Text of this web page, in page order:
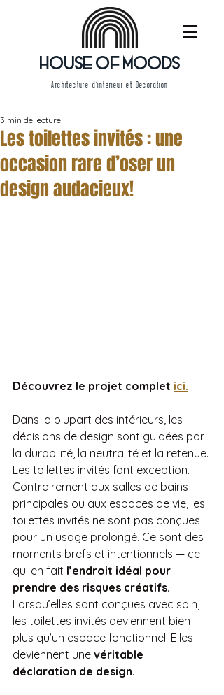
HOUSE OF MOODS
Architecture d'intérieur et Décoration
Les toilettes invités : une
occasion rare d’oser un
design audacieux!
3 min de lecture
Découvrez le projet complet ici.
Dans la plupart des intérieurs, les
décisions de design sont guidées par
la durabilité, la neutralité et la retenue.
Les toilettes invités font exception.
Contrairement aux salles de bains
principales ou aux espaces de vie, les
toilettes invités ne sont pas conçues
pour un usage prolongé. Ce sont des
moments brefs et intentionnels — ce
qui en fait l’endroit idéal pour
prendre des risques créatifs.
Lorsqu’elles sont conçues avec soin,
les toilettes invités deviennent bien
plus qu’un espace fonctionnel. Elles
deviennent une véritable
déclaration de design.